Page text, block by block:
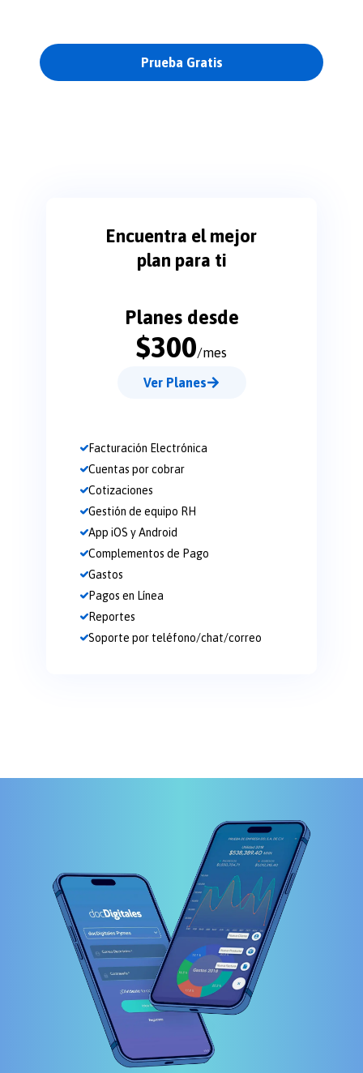
Prueba Gratis
Encuentra el mejor
plan para ti
Planes desde
$300/mes
Ver Planes
Facturación Electrónica
Cuentas por cobrar
Cotizaciones
Gestión de equipo RH
App iOS y Android
Complementos de Pago
Gastos
Pagos en Línea
Reportes
Soporte por teléfono/chat/correo